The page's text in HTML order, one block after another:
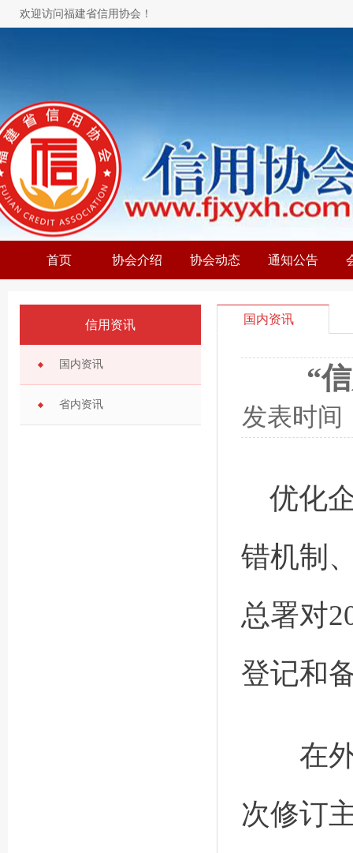
欢迎访问福建省信用协会！
首页 协会介绍 协会动态 通知公告
信用资讯
国内资讯
省内资讯
国内资讯
“
发表时间
优化
错机制
总署对
登记和
在外
次修订